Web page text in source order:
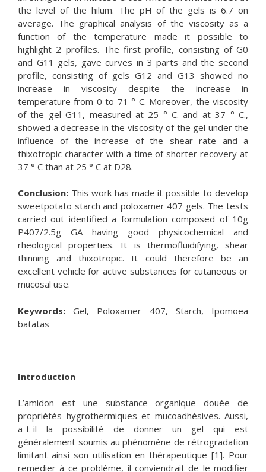
the level of the hilum. The pH of the gels is 6.7 on
average. The graphical analysis of the viscosity as a
function of the temperature made it possible to
highlight 2 profiles. The first profile, consisting of G0
and G11 gels, gave curves in 3 parts and the second
profile, consisting of gels G12 and G13 showed no
increase in viscosity despite the increase in
temperature from 0 to 71 ° C. Moreover, the viscosity
of the gel G11, measured at 25 ° C. and at 37 ° C.,
showed a decrease in the viscosity of the gel under the
influence of the increase of the shear rate and a
thixotropic character with a time of shorter recovery at
37 ° C than at 25 ° C at D28.
Conclusion: This work has made it possible to develop
sweetpotato starch and poloxamer 407 gels. The tests
carried out identified a formulation composed of 10g
P407/2.5g GA having good physicochemical and
rheological properties. It is thermofluidifying, shear
thinning and thixotropic. It could therefore be an
excellent vehicle for active substances for cutaneous or
mucosal use.
Keywords: Gel, Poloxamer 407, Starch, Ipomoea
batatas
Introduction
L’amidon est une substance organique douée de
propriétés hygrothermiques et mucoadhésives. Aussi,
a-t-il la possibilité de donner un gel qui est
généralement soumis au phénomène de rétrogradation
limitant ainsi son utilisation en thérapeutique [1]. Pour
remedier à ce problème, il conviendrait de le modifier